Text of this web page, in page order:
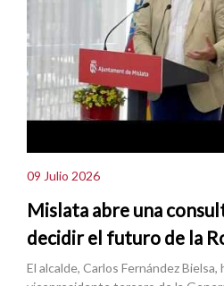
09 Julio 2026
Mislata abre una
decidir el futuro de la
El alcalde, Carlos Fernández Bielsa,